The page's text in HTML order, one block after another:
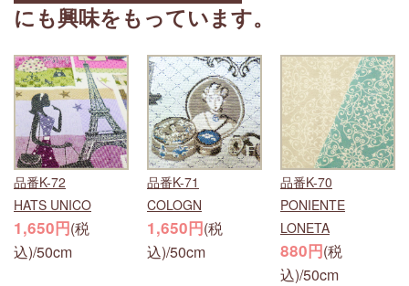
にも興味をもっています。
品番K-72
HATS UNICO
1,650円(税
込)/50cm
品番K-71
COLOGN
1,650円(税
込)/50cm
品番K-70
PONIENTE
LONETA
880円(税
込)/50cm